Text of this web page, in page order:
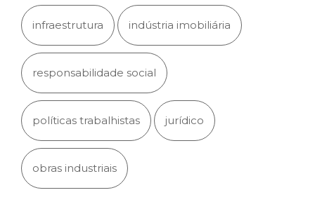
infraestrutura indústria imobiliária
responsabilidade social
políticas trabalhistas jurídico
obras industriais